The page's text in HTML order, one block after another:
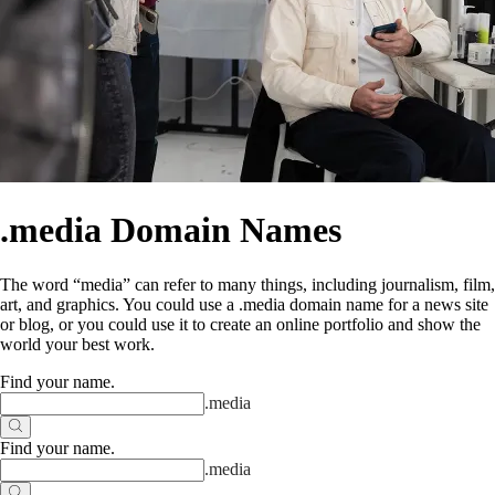
.media Domain Names
The word “media” can refer to many things, including journalism, film,
art, and graphics. You could use a .media domain name for a news site
or blog, or you could use it to create an online portfolio and show the
world your best work.
Find your name.
.media
Find your name.
.media